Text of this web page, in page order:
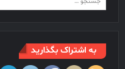
به اشتراک بگذارید